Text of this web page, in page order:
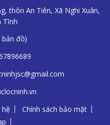
thôn An Tiên, Xã Nghi Xuân,
Tĩnh
đồ)
hệ
Chính sách bảo mật